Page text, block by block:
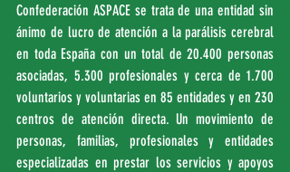
Confederación ASPACE se trata de una entidad sin
ánimo de lucro de atención a la parálisis cerebral
en toda España con un total de 20.400 personas
asociadas, 5.300 profesionales y cerca de 1.700
voluntarios y voluntarias en 85 entidades y en 230
centros de atención directa. Un movimiento de
personas, familias, profesionales y entidades
especializadas en prestar los servicios y apoyos